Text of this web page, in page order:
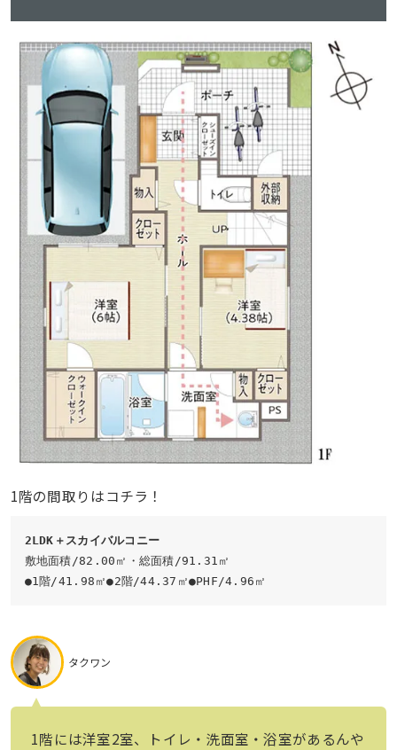
1階の間取りはコチラ！
2LDK＋スカイバルコニー
敷地面積/82.00㎡・総面積/91.31㎡
●1階/41.98㎡●2階/44.37㎡●PHF/4.96㎡
タクワン
1階には洋室2室、トイレ・洗面室・浴室があるんや